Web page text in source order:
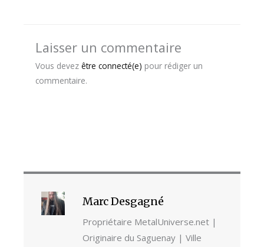
Laisser un commentaire
Vous devez être connecté(e) pour rédiger un
commentaire.
Marc Desgagné
Propriétaire MetalUniverse.net |
Originaire du Saguenay | Ville